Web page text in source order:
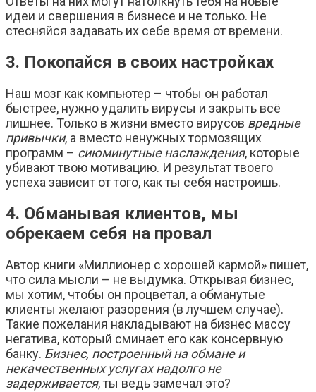
идеи и свершения в бизнесе и не только. Не
стесняйся задавать их себе время от времени.
3. Покопайся в своих настройках
Наш мозг как компьютер – чтобы он работал
быстрее, нужно удалить вирусы и закрыть всё
лишнее. Только в жизни вместо вирусов вредные
привычки, а вместо ненужных тормозящих
программ – сиюминутные наслаждения, которые
убивают твою мотивацию. И результат твоего
успеха зависит от того, как ты себя настроишь.
4. Обманывая клиентов, мы
обрекаем себя на провал
Автор книги «Миллионер с хорошей кармой» пишет,
что сила мысли – не выдумка. Открывая бизнес,
мы хотим, чтобы он процветал, а обманутые
клиенты желают разорения (в лучшем случае).
Такие пожелания накладывают на бизнес массу
негатива, который сминает его как консервную
банку. Бизнес, построенный на обмане и
некачественных услугах надолго не
задерживается, ты ведь замечал это?